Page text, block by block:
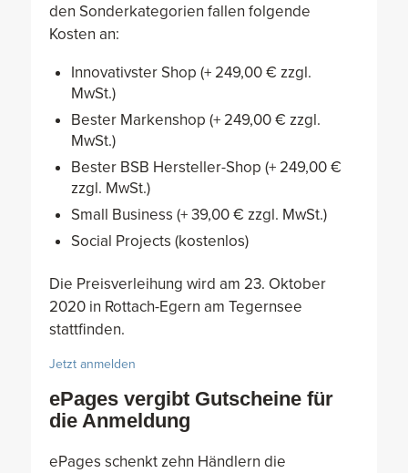
den Sonderkategorien fallen folgende
Kosten an:
Innovativster Shop (+ 249,00 € zzgl.
MwSt.)
Bester Markenshop (+ 249,00 € zzgl.
MwSt.)
Bester BSB Hersteller-Shop (+ 249,00 €
zzgl. MwSt.)
Small Business (+ 39,00 € zzgl. MwSt.)
Social Projects (kostenlos)
Die Preisverleihung wird am 23. Oktober
2020 in Rottach-Egern am Tegernsee
stattfinden.
Jetzt anmelden
ePages vergibt Gutscheine für
die Anmeldung
ePages schenkt zehn Händlern die